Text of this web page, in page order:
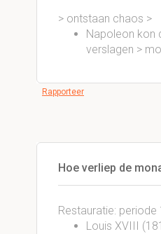
> ontstaan chaos >
Napoleon kon
verslagen >
Rapporteer
Hoe verliep de
Restauratie: periode
Louis XVIII